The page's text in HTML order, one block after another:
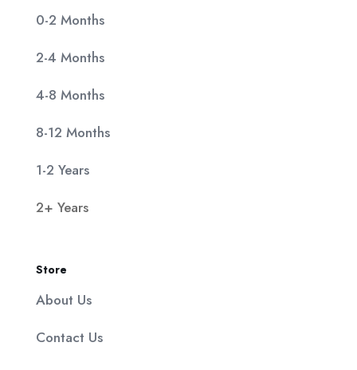
0-2 Months
2-4 Months
4-8 Months
8-12 Months
1-2 Years
2+ Years
Store
About Us
Contact Us